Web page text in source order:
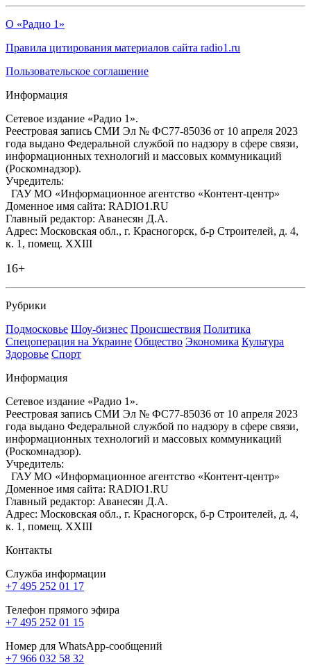
О «Радио 1»
Правила цитирования материалов сайта radio1.ru
Пользовательское соглашение
Информация
Сетевое издание «Радио 1».
Реестровая запись СМИ Эл № ФС77-85036 от 10 апреля 2023
года выдано Федеральной службой по надзору в сфере связи,
информационных технологий и массовых коммуникаций
(Роскомнадзор).
Учредитель:
ГАУ МО «Информационное агентство «Контент-центр»
Доменное имя сайта: RADIO1.RU
Главный редактор: Аванесян Д.А.
Адрес: Московская обл., г. Красногорск, б-р Строителей, д. 4,
к. 1, помещ. XXIII
16+
Рубрики
Подмосковье Шоу-бизнес Происшествия Политика
Спецоперация на Украине Общество Экономика Культура
Здоровье Спорт
Информация
Сетевое издание «Радио 1».
Реестровая запись СМИ Эл № ФС77-85036 от 10 апреля 2023
года выдано Федеральной службой по надзору в сфере связи,
информационных технологий и массовых коммуникаций
(Роскомнадзор).
Учредитель:
ГАУ МО «Информационное агентство «Контент-центр»
Доменное имя сайта: RADIO1.RU
Главный редактор: Аванесян Д.А.
Адрес: Московская обл., г. Красногорск, б-р Строителей, д. 4,
к. 1, помещ. XXIII
Контакты
Служба информации
+7 495 252 01 17
Телефон прямого эфира
+7 495 252 01 15
Номер для WhatsApp-сообщений
+7 966 032 58 32